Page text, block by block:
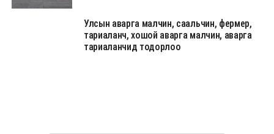
Улсын аварга малчин, саальчин, фермер,
тариаланч, хошой аварга малчин, аварга
тариаланчид тодорлоо